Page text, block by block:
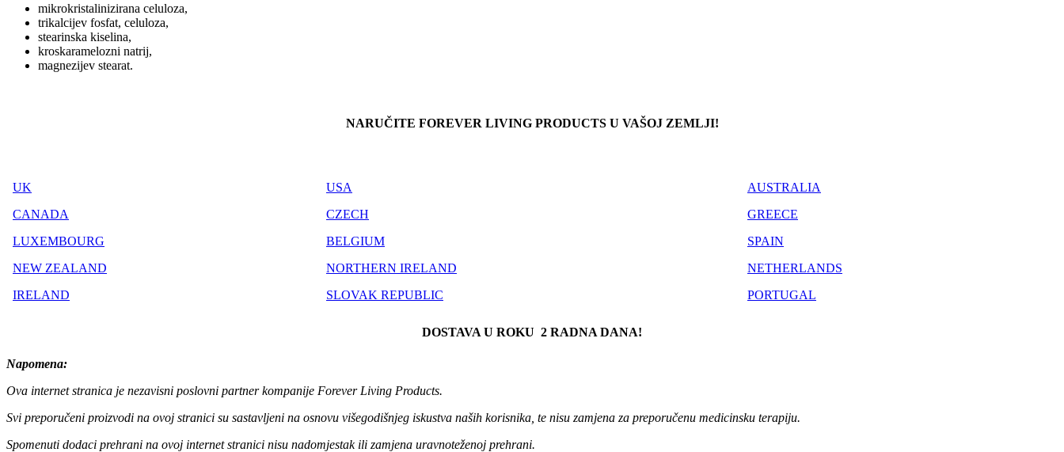
mikrokristalinizirana celuloza,
trikalcijev fosfat, celuloza,
stearinska kiselina,
kroskaramelozni natrij,
magnezijev stearat.
NARUČITE FOREVER LIVING PRODUCTS U VAŠOJ ZEMLJI!
UK USA
AUSTRALIA
CANADA
CZECH
GREECE
LUXEMBOURG
BELGIUM
SPAIN
NEW ZEALAND
NORTHERN IRELAND
NETHERLANDS
IRELAND
SLOVAK REPUBLIC PORTUGAL
DOSTAVA U ROKU 2 RADNA DANA!
Napomena:
Ova internet stranica je nezavisni poslovni partner kompanije Forever Living Products.
Svi preporučeni proizvodi na ovoj stranici su sastavljeni na osnovu višegodišnjeg iskustva naših korisnika, te nisu zamjena za preporučenu medicinsku terapiju.
Spomenuti dodaci prehrani na ovoj internet stranici nisu nadomjestak ili zamjena uravnoteženoj prehrani.